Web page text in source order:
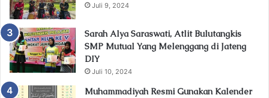
Juli 9, 2024
Sarah Alya Saraswati, Atlit Bulutangkis
SMP Mutual Yang Melenggang di Jateng
DIY
Juli 10, 2024
Muhammadiyah Resmi Gunakan Kalender